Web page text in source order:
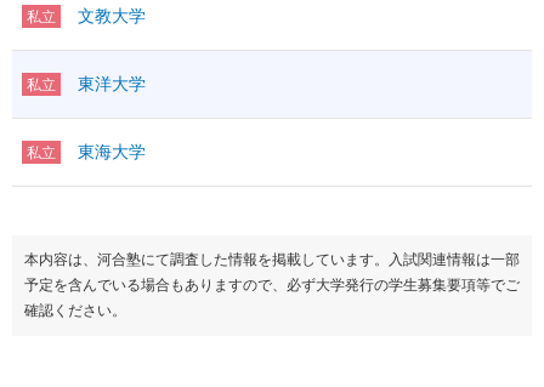
私立 文教大学
私立 東洋大学
私立 東海大学
本内容は、河合塾にて調査した情報を掲載しています。入試関連情報は一部
予定を含んでいる場合もありますので、必ず大学発行の学生募集要項等でご
確認ください。